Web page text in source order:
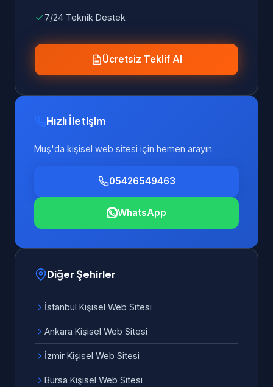
7/24 Teknik Destek
Ücretsiz Teklif Al
Hızlı İletişim
Muş'da kişisel web sitesi için hemen arayın:
05426549463
WhatsApp
Diğer Şehirler
İstanbul Kişisel Web Sitesi
Ankara Kişisel Web Sitesi
İzmir Kişisel Web Sitesi
Bursa Kişisel Web Sitesi